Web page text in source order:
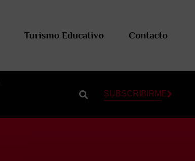
Turismo Educativo Contacto
SUBSCRIBIRME